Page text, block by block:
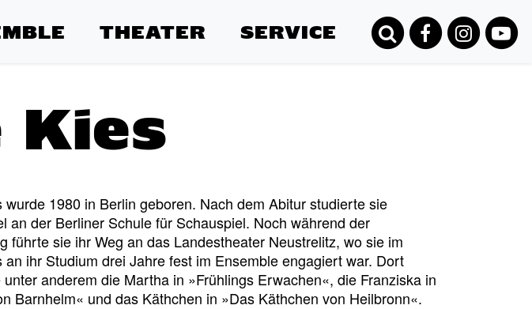
THEATER SERVICE
Kies
wurde 1980 in Berlin geboren. Nach dem Abitur studierte sie
an der Berliner Schule für Schauspiel. Noch während der
führte sie ihr Weg an das Landestheater Neustrelitz, wo sie im
an ihr Studium drei Jahre fest im Ensemble engagiert war. Dort
anderem die Martha in »Frühlings Erwachen«, die Franziska in
Barnhelm« und das Käthchen in »Das Käthchen von Heilbronn«.